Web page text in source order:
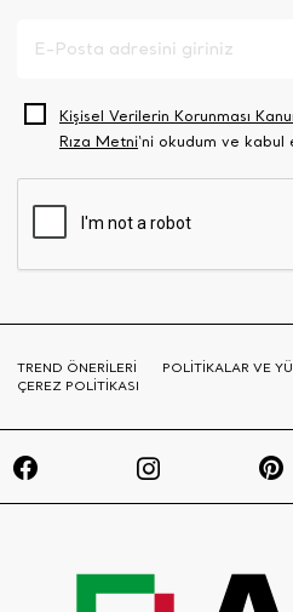
Kişisel Verilerin Korunması
Rıza Metni‘ni okudum ve kabul
TREND ÖNERİLERİ POLİTİKALAR VE
ÇEREZ POLİTİKASI